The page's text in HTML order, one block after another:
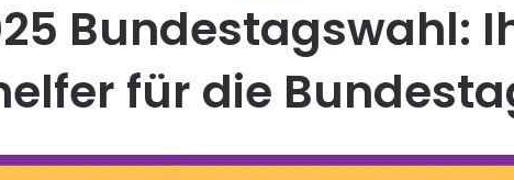
Bundestagswahl:
für die